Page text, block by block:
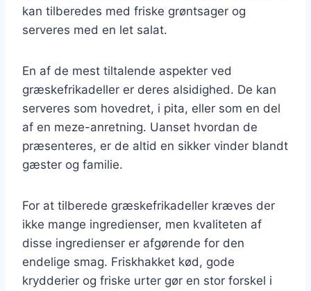
kan tilberedes med friske grøntsager og
serveres med en let salat.
En af de mest tiltalende aspekter ved
græskefrikadeller er deres alsidighed. De kan
serveres som hovedret, i pita, eller som en del
af en meze-anretning. Uanset hvordan de
præsenteres, er de altid en sikker vinder blandt
gæster og familie.
For at tilberede græskefrikadeller kræves der
ikke mange ingredienser, men kvaliteten af
disse ingredienser er afgørende for den
endelige smag. Friskhakket kød, gode
krydderier og friske urter gør en stor forskel i